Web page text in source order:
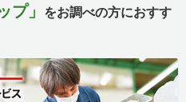
プ」
をお調べの方におすす